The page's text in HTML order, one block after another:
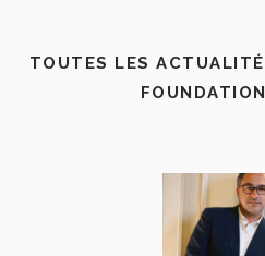
TOUTES LES